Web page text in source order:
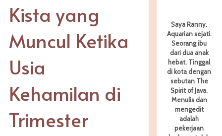
Kista yang
Muncul Ketika
Usia
Kehamilan di
Trimester
Saya Ranny.
Aquarian sejati.
Seorang ibu
dari dua anak
hebat. Tinggal
di kota dengan
sebutan The
Spirit of Java.
Menulis dan
mengedit
adalah
pekerjaan